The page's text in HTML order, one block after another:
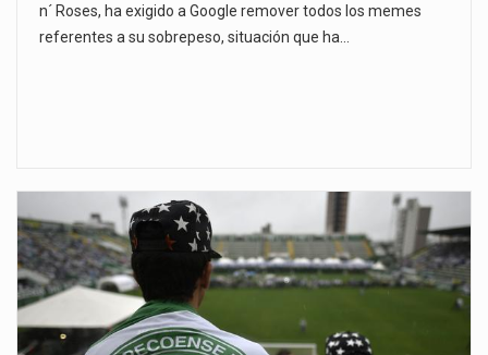
n´ Roses, ha exigido a Google remover todos los memes
referentes a su sobrepeso, situación que ha…